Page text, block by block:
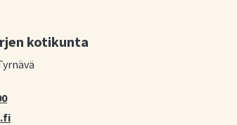
kotikunta